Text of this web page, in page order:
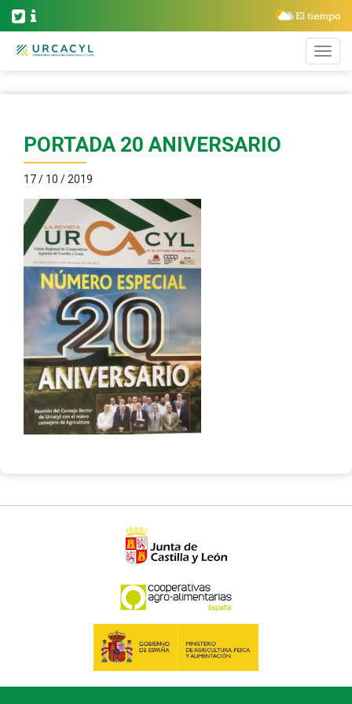
PORTADA 20 ANIVERSARIO
17 / 10 / 2019